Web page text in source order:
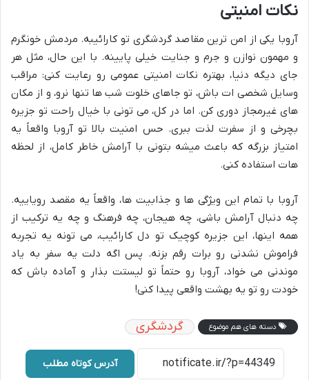
نکات امنیتی
آروبا یکی از امن ترین مقاصد گردشگری تو کارائیبه. مردمش خونگرم
و مهمون نوازن و جرم و جنایت خیلی پایینه. با این حال، مثل هر
جای دیگه دنیا، بهتره نکات امنیتی عمومی رو رعایت کنی: مراقب
وسایل شخصی ات باش، تو جاهای خلوت شب ها تنها نرو، و از مکان
های غیرمجاز دوری کن. اما در کل، می تونی با خیال راحت تو جزیره
بچرخی و از سفرت لذت ببری. حس امنیت بالا تو آروبا واقعاً یه
امتیاز بزرگه که باعث میشه بتونی با آرامش خاطر کامل، از لحظه
هات استفاده کنی.
آروبا با تمام این ویژگی ها و جذابیت ها، واقعاً یه مقصد رویاییه.
چه دنبال آرامش باشی، چه هیجان، چه فرهنگ و چه یه ترکیب از
همه اینها، این جزیره کوچیک تو دل کارائیب، می تونه یه تجربه
فراموش نشدنی رو برات رقم بزنه. پس اگه دلت یه سفر به یاد
موندنی می خواد، آروبا رو حتماً تو لیستت بذار و آماده باش که
خودت رو تو یه بهشت واقعی پیدا کنی!
دسته های هم موضوع گردشگری
آدرس کوتاه مطلب